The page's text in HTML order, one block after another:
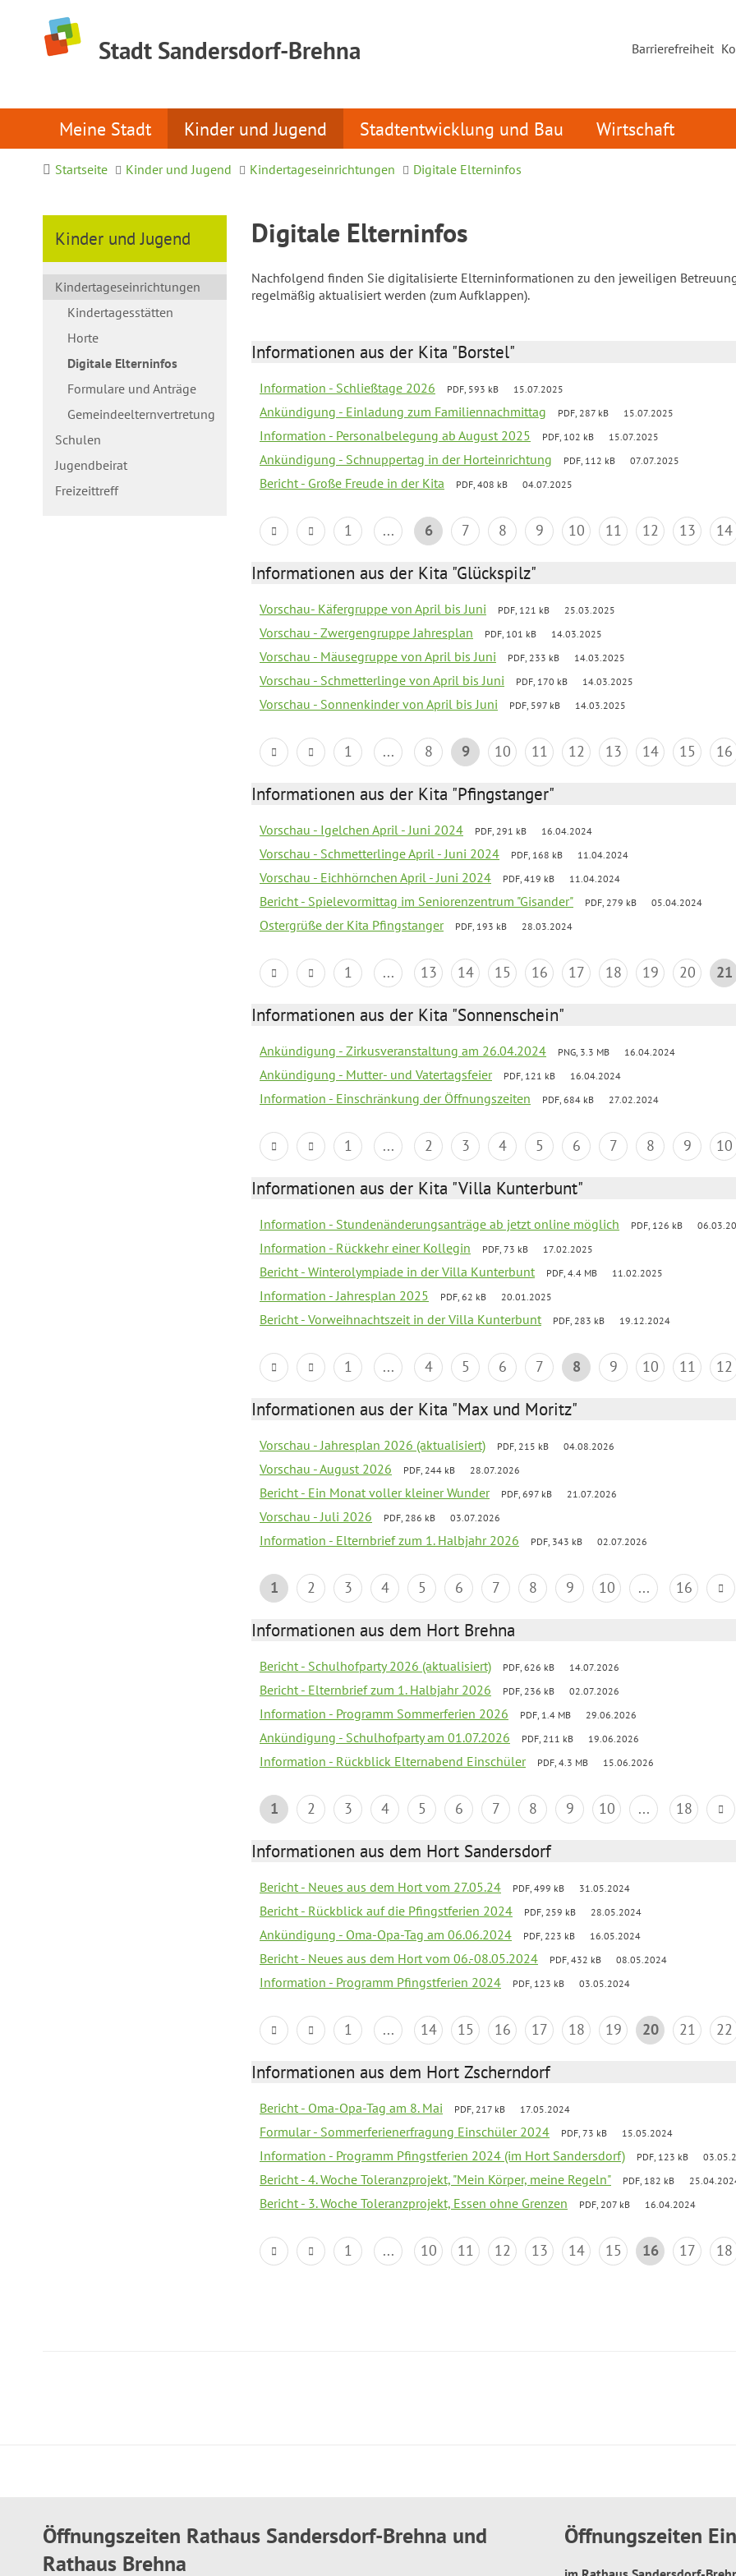
Stadt Sandersdorf-Brehna Barrierefreiheit
Meine Stadt Kinder und Jugend Stadtentwicklung und Bau Wirtschaft
Startseite Kinder und Jugend Kindertageseinrichtungen Digitale Elterninfos
Kinder und Jugend
Kindertageseinrichtungen
Kindertagesstätten
Horte
Digitale Elterninfos
Formulare und Anträge
Gemeindeelternvertretung
Schulen
Jugendbeirat
Freizeittreff
Digitale Elterninfos
Nachfolgend finden Sie digitalisierte Elterninformationen zu den jeweiligen
regelmäßig aktualisiert werden (zum Aufklappen).
Informationen aus der Kita "Borstel"
Information - Schließtage 2026 PDF, 593 kB 15.07.2025
Ankündigung - Einladung zum Familiennachmittag PDF, 287 kB 15.07.2025
Information - Personalbelegung ab August 2025 PDF, 102 kB 15.07.2025
Ankündigung - Schnuppertag in der Horteinrichtung PDF, 112 kB 07.07.2025
Bericht - Große Freude in der Kita PDF, 408 kB 04.07.2025
1 ... 6 7 8 9 10 11 12 13 14
Informationen aus der Kita "Glückspilz"
Vorschau- Käfergruppe von April bis Juni PDF, 121 kB 25.03.2025
Vorschau - Zwergengruppe Jahresplan PDF, 101 kB 14.03.2025
Vorschau - Mäusegruppe von April bis Juni PDF, 233 kB 14.03.2025
Vorschau - Schmetterlinge von April bis Juni PDF, 170 kB 14.03.2025
Vorschau - Sonnenkinder von April bis Juni PDF, 597 kB 14.03.2025
1 ... 8 9 10 11 12 13 14 15 16
Informationen aus der Kita "Pfingstanger"
Vorschau - Igelchen April - Juni 2024 PDF, 291 kB 16.04.2024
Vorschau - Schmetterlinge April - Juni 2024 PDF, 168 kB 11.04.2024
Vorschau - Eichhörnchen April - Juni 2024 PDF, 419 kB 11.04.2024
Bericht - Spielevormittag im Seniorenzentrum "Gisander" PDF, 279 kB 05.04.2024
Ostergrüße der Kita Pfingstanger PDF, 193 kB 28.03.2024
1 ... 13 14 15 16 17 18 19 20 21
Informationen aus der Kita "Sonnenschein"
Ankündigung - Zirkusveranstaltung am 26.04.2024 PNG, 3.3 MB 16.04.2024
Ankündigung - Mutter- und Vatertagsfeier PDF, 121 kB 16.04.2024
Information - Einschränkung der Öffnungszeiten PDF, 684 kB 27.02.2024
1 ... 2 3 4 5 6 7 8 9 10
Informationen aus der Kita "Villa Kunterbunt"
Information - Stundenänderungsanträge ab jetzt online möglich PDF, 126 kB
Information - Rückkehr einer Kollegin PDF, 73 kB 17.02.2025
Bericht - Winterolympiade in der Villa Kunterbunt PDF, 4.4 MB 11.02.2025
Information - Jahresplan 2025 PDF, 62 kB 20.01.2025
Bericht - Vorweihnachtszeit in der Villa Kunterbunt PDF, 283 kB 19.12.2024
1 ... 4 5 6 7 8 9 10 11 12
Informationen aus der Kita "Max und Moritz"
Vorschau - Jahresplan 2026 (aktualisiert) PDF, 215 kB 04.08.2026
Vorschau - August 2026 PDF, 244 kB 28.07.2026
Bericht - Ein Monat voller kleiner Wunder PDF, 697 kB 21.07.2026
Vorschau - Juli 2026 PDF, 286 kB 03.07.2026
Information - Elternbrief zum 1. Halbjahr 2026 PDF, 343 kB 02.07.2026
1 2 3 4 5 6 7 8 9 10 ... 16
Informationen aus dem Hort Brehna
Bericht - Schulhofparty 2026 (aktualisiert) PDF, 626 kB 14.07.2026
Bericht - Elternbrief zum 1. Halbjahr 2026 PDF, 236 kB 02.07.2026
Information - Programm Sommerferien 2026 PDF, 1.4 MB 29.06.2026
Ankündigung - Schulhofparty am 01.07.2026 PDF, 211 kB 19.06.2026
Information - Rückblick Elternabend Einschüler PDF, 4.3 MB 15.06.2026
1 2 3 4 5 6 7 8 9 10 ... 18
Informationen aus dem Hort Sandersdorf
Bericht - Neues aus dem Hort vom 27.05.24 PDF, 499 kB 31.05.2024
Bericht - Rückblick auf die Pfingstferien 2024 PDF, 259 kB 28.05.2024
Ankündigung - Oma-Opa-Tag am 06.06.2024 PDF, 223 kB 16.05.2024
Bericht - Neues aus dem Hort vom 06.-08.05.2024 PDF, 432 kB 08.05.2024
Information - Programm Pfingstferien 2024 PDF, 123 kB 03.05.2024
1 ... 14 15 16 17 18 19 20 21 22
Informationen aus dem Hort Zscherndorf
Bericht - Oma-Opa-Tag am 8. Mai PDF, 217 kB 17.05.2024
Formular - Sommerferienerfragung Einschüler 2024 PDF, 73 kB 15.05.2024
Information - Programm Pfingstferien 2024 (im Hort Sandersdorf) PDF, 123 kB
Bericht - 4. Woche Toleranzprojekt, "Mein Körper, meine Regeln" PDF, 182 kB
Bericht - 3. Woche Toleranzprojekt, Essen ohne Grenzen PDF, 207 kB 16.04.2024
1 ... 10 11 12 13 14 15 16 17 18
Öffnungszeiten Rathaus Sandersdorf-Brehna und
Rathaus Brehna
Öffnungszeiten